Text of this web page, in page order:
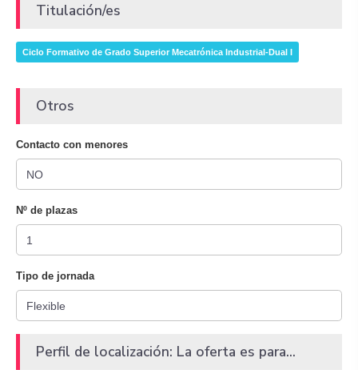
Titulación/es
Ciclo Formativo de Grado Superior Mecatrónica Industrial-Dual I
Otros
Contacto con menores
Nº de plazas
Tipo de jornada
Perfil de localización: La oferta es para...